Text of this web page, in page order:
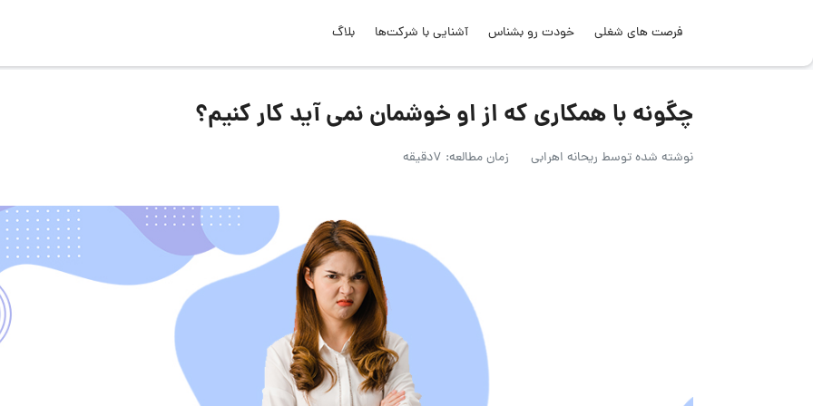
فرصت های شغلی خودت رو بشناس آشنایی با شرکت‌ها بلاگ
چگونه با همکاری که از او خوشمان نمی آید کار کنیم؟
نوشته شده توسط ریحانه اهرابی زمان مطالعه: 7دقیقه